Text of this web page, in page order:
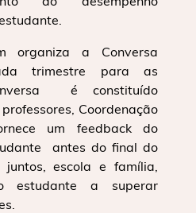
organiza a Conversa
trimestre para as
é constituído
Coordenação
um feedback do
antes do final do
escola e família,
estudante a superar